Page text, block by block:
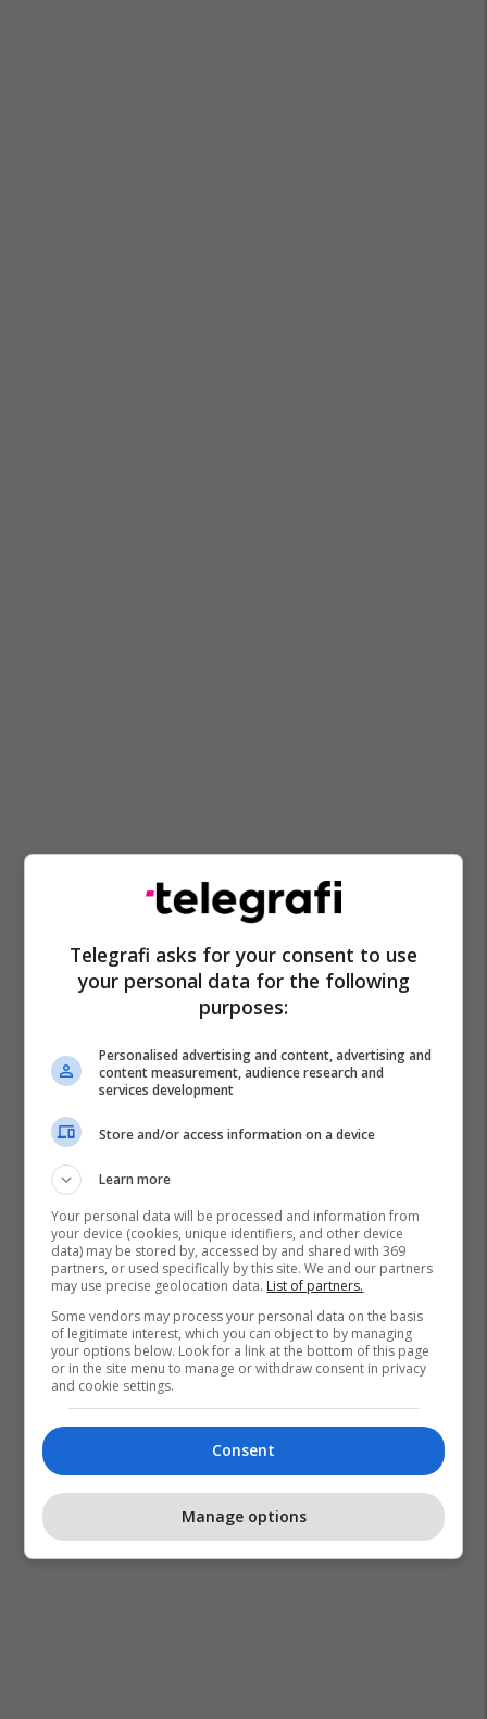
Horoskopi
Telegrafi asks for your consent to use
your personal data for the following
purposes:
Personalised advertising and content, advertising and
content measurement, audience research and
services development
Store and/or access information on a device
Learn more
Your personal data will be processed and information from
your device (cookies, unique identifiers, and other device
data) may be stored by, accessed by and shared with 369
partners, or used specifically by this site. We and our partners
may use precise geolocation data. List of partners.
Some vendors may process your personal data on the basis
of legitimate interest, which you can object to by managing
your options below. Look for a link at the bottom of this page
or in the site menu to manage or withdraw consent in privacy
and cookie settings.
Consent
Manage options